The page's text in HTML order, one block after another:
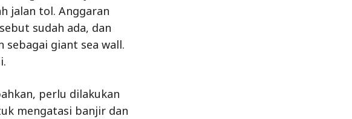
jalan tol. Anggaran
sudah ada, dan
giant sea wall.
perlu dilakukan
mengatasi banjir dan